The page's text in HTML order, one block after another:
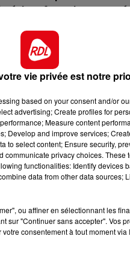
RDL
la même chose est
dans les quintés,
tout proche du
puisqu'il n'est jamais
ses dernières sorties
avec le 1 dans les
de forme.
et n'est plus très
un terrain souple
- 10h00
vie privée est notre
based on your consent and/or
advertising; Create profiles for
Measure content
Develop and improve services;
to select content; Ensure security,
privacy choices.
functionalities: Identify devices
data from other data sources;
ou affiner en sélectionnant les
sur "Continuer sans accepter". Vos
consentement à tout moment